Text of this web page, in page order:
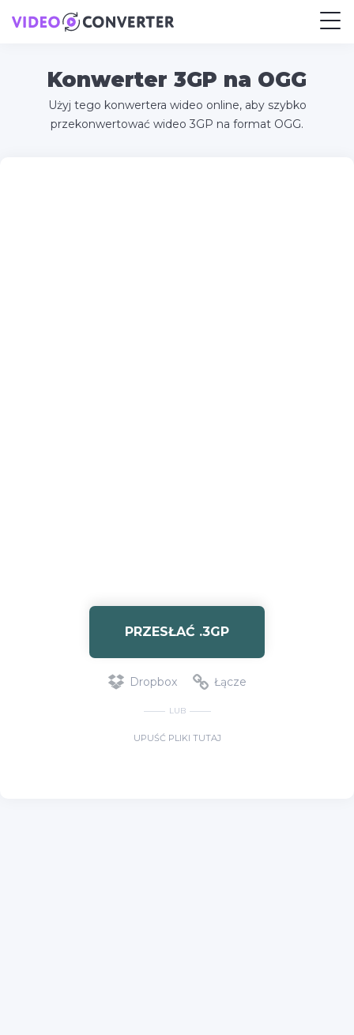
Konwerter 3GP na OGG
Użyj tego konwertera wideo online, aby szybko
przekonwertować wideo 3GP na format OGG.
PRZESŁAĆ .3GP
Dropbox Łącze
LUB
UPUŚĆ PLIKI TUTAJ